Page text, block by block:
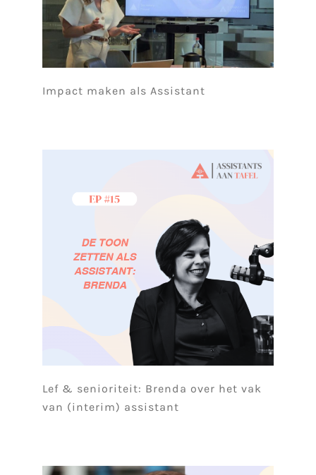
Impact maken als Assistant
Lef & senioriteit: Brenda over het vak
van (interim) assistant